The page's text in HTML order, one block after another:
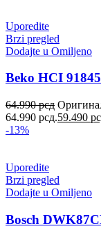
Uporedite
Brzi pregled
Dodajte u Omiljeno
Beko HCI
64.990рсд
64.990 рсд.59.490
-13%
Uporedite
Brzi pregled
Dodajte u Omiljeno
Bosch